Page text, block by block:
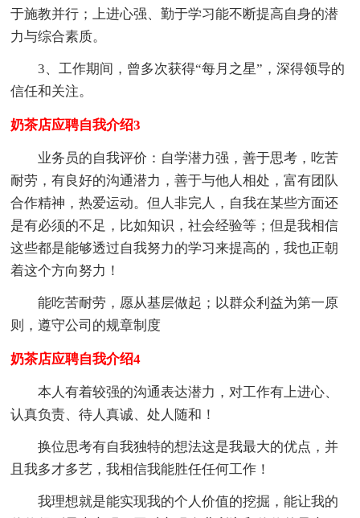
于施教并行；上进心强、勤于学习能不断提高自身的潜
力与综合素质。
3、工作期间，曾多次获得“每月之星”，深得领导的
信任和关注。
奶茶店应聘自我介绍3
业务员的自我评价：自学潜力强，善于思考，吃苦
耐劳，有良好的沟通潜力，善于与他人相处，富有团队
合作精神，热爱运动。但人非完人，自我在某些方面还
是有必须的不足，比如知识，社会经验等；但是我相信
这些都是能够透过自我努力的学习来提高的，我也正朝
着这个方向努力！
能吃苦耐劳，愿从基层做起；以群众利益为第一原
则，遵守公司的规章制度
奶茶店应聘自我介绍4
本人有着较强的沟通表达潜力，对工作有上进心、
认真负责、待人真诚、处人随和！
换位思考有自我独特的想法这是我最大的优点，并
且我多才多艺，我相信我能胜任任何工作！
我理想就是能实现我的个人价值的挖掘，能让我的